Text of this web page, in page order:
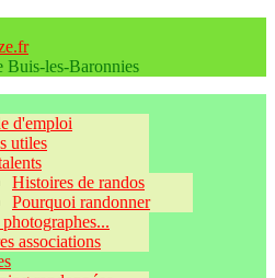
Buis-les-Baronnies
d'emploi
utiles
Histoires de randos
Pourquoi randonner
associations